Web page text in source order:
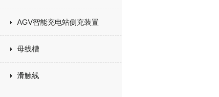
AGV智能充电站侧充装置
母线槽
滑触线